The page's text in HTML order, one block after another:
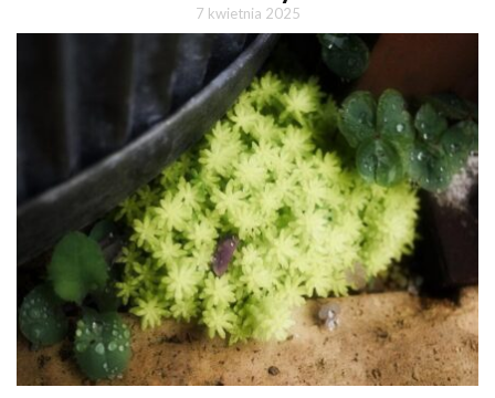
7 kwietnia 2025